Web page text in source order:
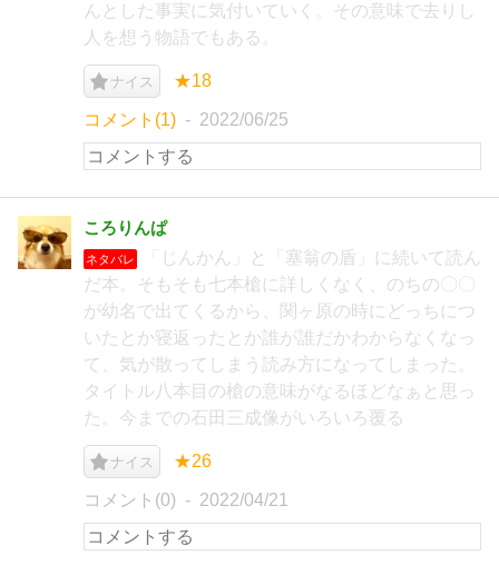
んとした事実に気付いていく。その意味で去りし
人を想う物語でもある。
ナイス ★18
コメント(1) 2022/06/25
ころりんぱ
ネタバレ
「じんかん」と「塞翁の盾」に続いて読ん
だ本。そもそも七本槍に詳しくなく、のちの〇〇
が幼名で出てくるから、関ヶ原の時にどっちにつ
いたとか寝返ったとか誰が誰だかわからなくなっ
て、気が散ってしまう読み方になってしまった。
タイトル八本目の槍の意味がなるほどなぁと思っ
た。今までの石田三成像がいろいろ覆る
ナイス ★26
コメント(0) 2022/04/21